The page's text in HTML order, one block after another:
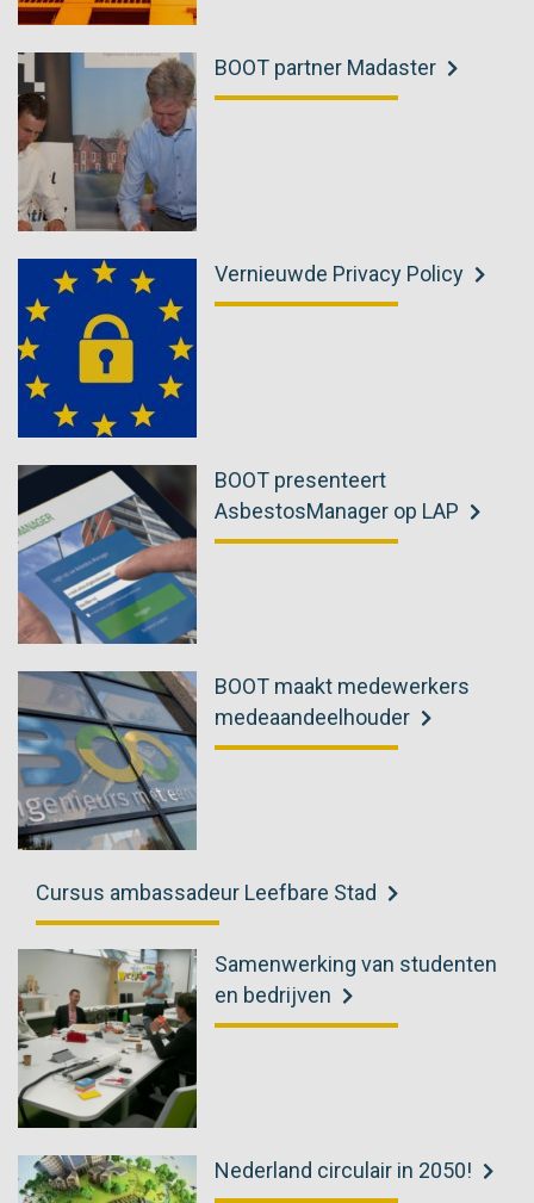
BOOT partner Madaster
Vernieuwde Privacy Policy
BOOT presenteert
AsbestosManager op LAP
BOOT maakt medewerkers
medeaandeelhouder
Cursus ambassadeur Leefbare Stad
Samenwerking van studenten
en bedrijven
Nederland circulair in 2050!